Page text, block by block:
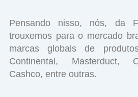
Pensando nisso, nós, da
trouxemos para o mercado
marcas globais de
Continental, Masterduct,
Cashco, entre outras.